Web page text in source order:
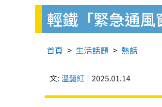
輕鐵「緊急通
首頁 生活話題 熱話
文: 溫藹紅 2025.01.14